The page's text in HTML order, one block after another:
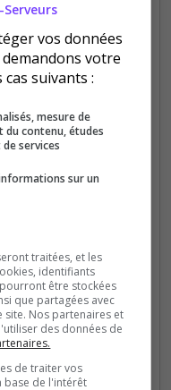
en haut du
Deadsidesur un des
dessous.
3
Offrez le
ci-dessous,
vos données
votre
suivants :
mesure de
du contenu, études
services
sur un
traitées, et les
identifiants
être stockées
que partagées avec
site. Nos partenaires et
des données de
de traiter vos
base de l'intérêt